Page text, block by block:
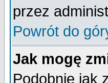
przez
Powrót do
Jak mogę
Podobnie jak